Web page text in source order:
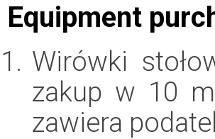
Equipment
Wirówki
zakup w 10
zawiera